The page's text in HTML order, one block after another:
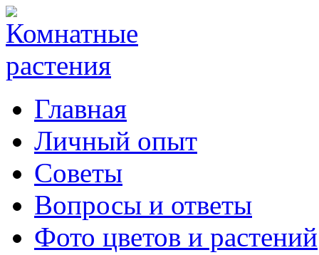
Главная
Личный опыт
Советы
Вопросы и ответы
Фото цветов и растений